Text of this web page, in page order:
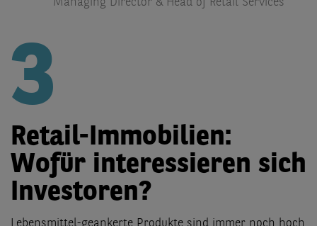
Managing Director & Head of Retail Services
3
Retail-Immobilien:
Wofür interessieren sich
Investoren?
Lebensmittel-geankerte Produkte sind immer noch hoch